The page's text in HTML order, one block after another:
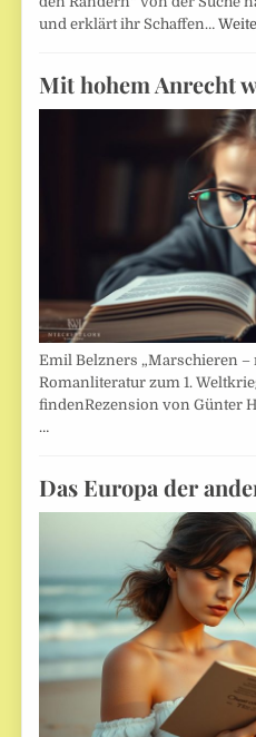
und erklärt ihr Schaffen…
Mit hohem Anrecht
Emil Belzners „Marschieren
Romanliteratur zum 1.
findenRezension von Günter
…
Das Europa der